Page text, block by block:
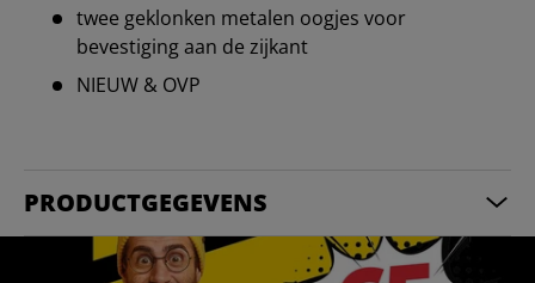
twee geklonken metalen oogjes voor
bevestiging aan de zijkant
NIEUW & OVP
PRODUCTGEGEVENS